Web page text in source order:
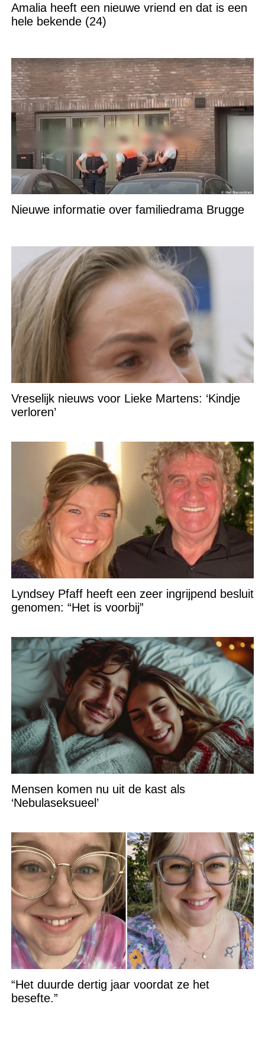
Amalia heeft een nieuwe vriend en dat is een
hele bekende (24)
Nieuwe informatie over familiedrama Brugge
Vreselijk nieuws voor Lieke Martens: ‘Kindje
verloren’
Lyndsey Pfaff heeft een zeer ingrijpend besluit
genomen: “Het is voorbij”
Mensen komen nu uit de kast als
‘Nebulaseksueel’
“Het duurde dertig jaar voordat ze het
besefte.”